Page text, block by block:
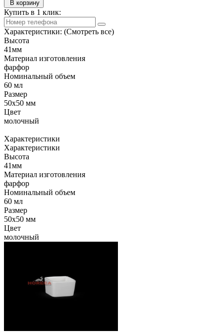
В корзину
Купить в 1 клик:
Характеристики: (Смотреть все)
Высота
41мм
Материал изготовления
фарфор
Номинальный объем
60 мл
Размер
50х50 мм
Цвет
молочный
Характеристики
Характеристики
Высота
41мм
Материал изготовления
фарфор
Номинальный объем
60 мл
Размер
50х50 мм
Цвет
молочный